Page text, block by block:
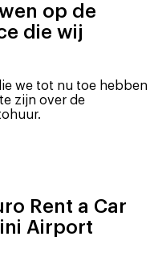
op de
die wij
we tot nu toe hebben
zijn over de
Rent a Car
Airport